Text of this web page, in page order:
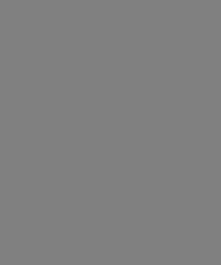
Arteriografía de